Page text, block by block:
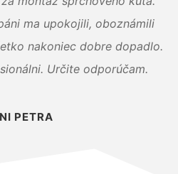
ma upokojili, oboznámili
nakoniec dobre dopadlo.
Určite odporúčam.
PETRA